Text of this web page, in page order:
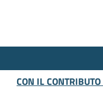
CON IL